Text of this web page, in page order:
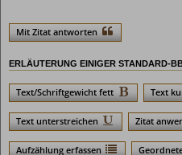
Mit Zitat antworten
ERLÄUTERUNG EINIGER STANDARD-
Text/Schriftgewicht fett Text
Text unterstreichen Zitat
Aufzählung erfassen